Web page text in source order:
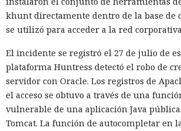
no solicitados al disco cuando se
carga y los vuelve a cargar cuando es
En modo experimental está disponible un
compilador de React escrito en Rust,
en Turbopack. Evita la configuración
ción
que antes requería pasar el código
Babel, y es capaz de reducir el tiempo de
34% en arranque en frío y en un 46% en
khunt directamente dentro de la base de
se utilizó para acceder a la red
El incidente se registró el 27 de julio de
plataforma Huntress detectó el robo de
servidor con Oracle. Los registros de
el acceso se obtuvo a través de una
vulnerable de una aplicación Java
Tomcat. La función de autocompletar en